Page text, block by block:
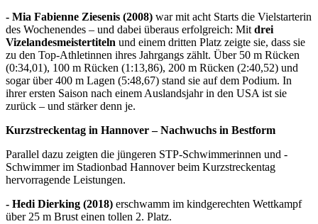
- Mia Fabienne Ziesenis (2008) war mit acht Starts die Vielstarterin
des Wochenendes – und dabei überaus erfolgreich: Mit drei
Vizelandesmeistertiteln und einem dritten Platz zeigte sie, dass sie
zu den Top-Athletinnen ihres Jahrgangs zählt. Über 50 m Rücken
(0:34,01), 100 m Rücken (1:13,86), 200 m Rücken (2:40,52) und
sogar über 400 m Lagen (5:48,67) stand sie auf dem Podium. In
ihrer ersten Saison nach einem Auslandsjahr in den USA ist sie
zurück – und stärker denn je.
Kurzstreckentag in Hannover – Nachwuchs in Bestform
Parallel dazu zeigten die jüngeren STP-Schwimmerinnen und -
Schwimmer im Stadionbad Hannover beim Kurzstreckentag
hervorragende Leistungen.
- Hedi Dierking (2018) erschwamm im kindgerechten Wettkampf
über 25 m Brust einen tollen 2. Platz.